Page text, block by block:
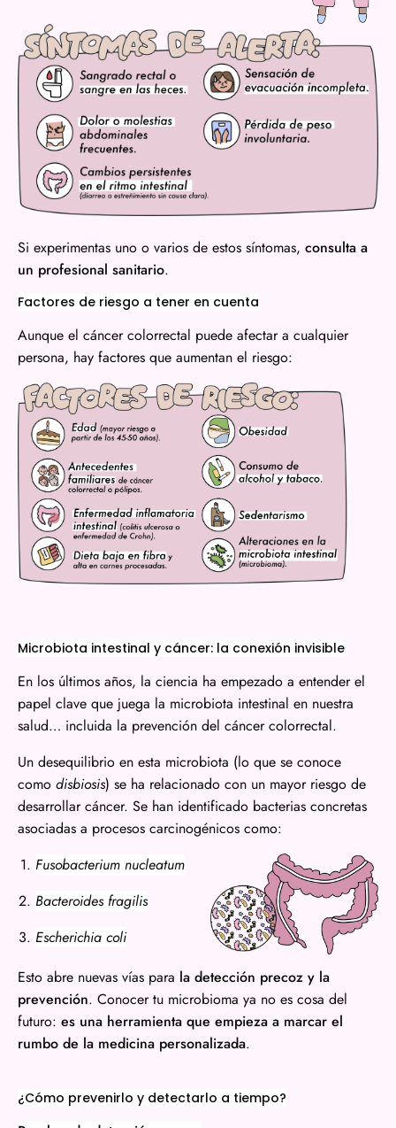
Si experimentas uno o varios de estos síntomas, consulta a
un profesional sanitario.
Factores de riesgo a tener en cuenta
Aunque el cáncer colorrectal puede afectar a cualquier
persona, hay factores que aumentan el riesgo:
Microbiota intestinal y cáncer: la conexión invisible
En los últimos años, la ciencia ha empezado a entender el
papel clave que juega la microbiota intestinal en nuestra
salud… incluida la prevención del cáncer colorrectal.
Un desequilibrio en esta microbiota (lo que se conoce
como disbiosis) se ha relacionado con un mayor riesgo de
desarrollar cáncer. Se han identificado bacterias concretas
asociadas a procesos carcinogénicos como:
Fusobacterium nucleatum
Bacteroides fragilis
Escherichia coli
Esto abre nuevas vías para la detección precoz y la
prevención. Conocer tu microbioma ya no es cosa del
futuro: es una herramienta que empieza a marcar el
rumbo de la medicina personalizada.
¿Cómo prevenirlo y detectarlo a tiempo?